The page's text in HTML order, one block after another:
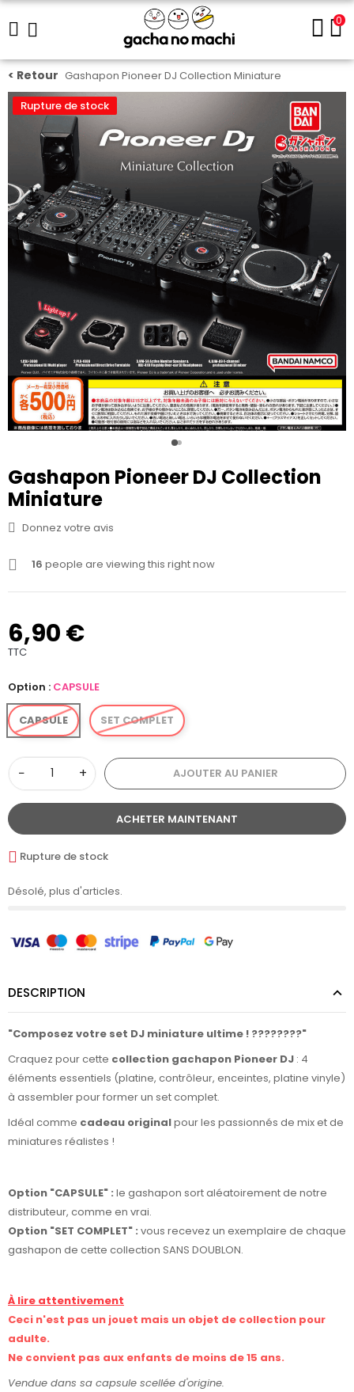
0
Gashapon Pioneer DJ Collection Miniature
Rupture de stock
Gashapon Pioneer DJ Collection
Miniature
Donnez votre avis
16 people are viewing this right now
6,90 €
TTC
Option : CAPSULE
CAPSULE SET COMPLET
− + AJOUTER AU PANIER
ACHETER MAINTENANT
Rupture de stock
Désolé, plus d'articles.
DESCRIPTION
"Composez votre set DJ miniature ultime ! ????????"
Craquez pour cette collection gachapon Pioneer DJ : 4
éléments essentiels (platine, contrôleur, enceintes, platine vinyle)
à assembler pour former un set complet.
Idéal comme cadeau originalpour les passionnés de mix et de
miniatures réalistes !
Option "CAPSULE" : le gashapon sort aléatoirement de notre
distributeur, comme en vrai.
Option "SET COMPLET" : vous recevez un exemplaire de chaque
gashapon de cette collection SANS DOUBLON.
À lire attentivement
Ceci n'est pas un jouet mais un objet de collection pour
adulte.
Ne convient pas aux enfants de moins de 15 ans.
Vendue dans sa capsule scellée d'origine.